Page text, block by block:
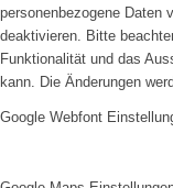
personenbezogene Daten
deaktivieren. Bitte
Funktionalität und das
kann. Die Änderungen
Google Webfont